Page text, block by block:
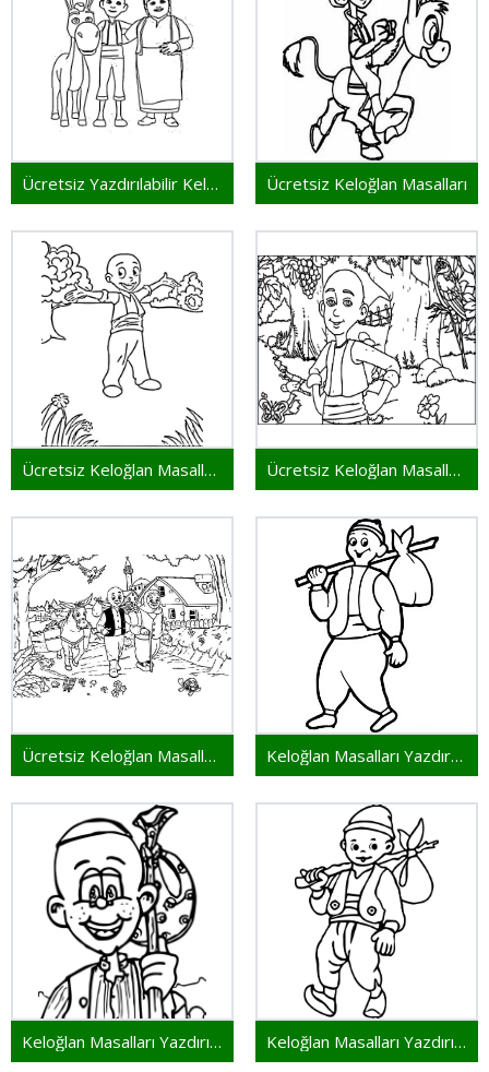
Ücretsiz Yazdırılabilir Keloğlan Masalları Ücretsiz Keloğlan Masalları
Ücretsiz Keloğlan Masalları Yazdırmak İçin Ücretsiz Keloğlan Masalları Yazdırılabilir
Ücretsiz Keloğlan Masalları Çocuklar İçin Keloğlan Masalları Yazdırmak İçin
Keloğlan Masalları Yazdırılabilir Keloğlan Masalları Yazdırılabilir Resim